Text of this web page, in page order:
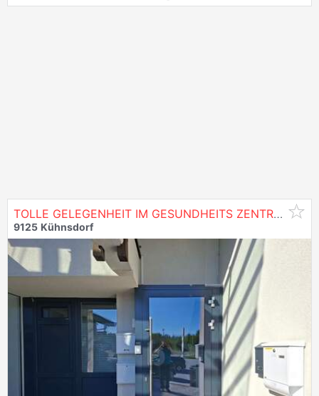
TOLLE GELEGENHEIT IM GESUNDHEITS ZENTRUM
9125 Kühnsdorf